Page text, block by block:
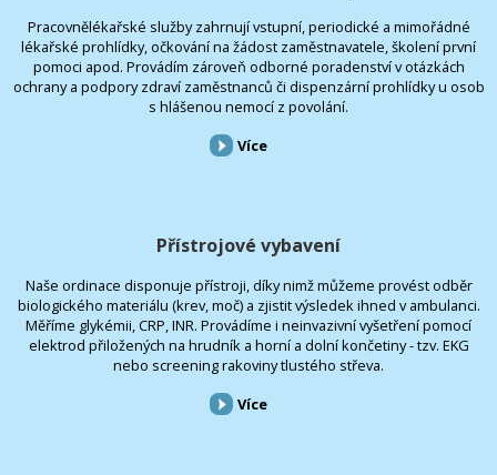
Pracovnělékařské služby zahrnují vstupní, periodické a mimořádné
lékařské prohlídky, očkování na žádost zaměstnavatele, školení první
pomoci apod. Provádím zároveň odborné poradenství v otázkách
ochrany a podpory zdraví zaměstnanců či dispenzární prohlídky u osob
s hlášenou nemocí z povolání.
Více
Přístrojové vybavení
Naše ordinace disponuje přístroji, díky nimž můžeme provést odběr
biologického materiálu (krev, moč) a zjistit výsledek ihned v ambulanci.
Měříme glykémii, CRP, INR. Provádíme i neinvazivní vyšetření pomocí
elektrod přiložených na hrudník a horní a dolní končetiny - tzv. EKG
nebo screening rakoviny tlustého střeva.
Více